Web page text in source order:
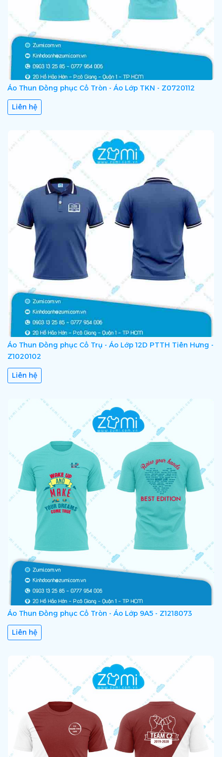
Áo Thun Đồng phục Cổ Tròn - Áo Lớp TKN - Z0720112
Liên hệ
Áo Thun Đồng phục Cổ Trụ - Áo Lớp 12D PTTH Tiên Hưng -
Z1020102
Liên hệ
Áo Thun Đồng phục Cổ Tròn - Áo Lớp 9A5 - Z1218073
Liên hệ